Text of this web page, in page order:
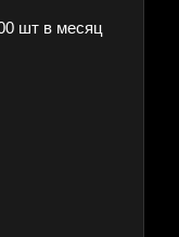
шт в месяц